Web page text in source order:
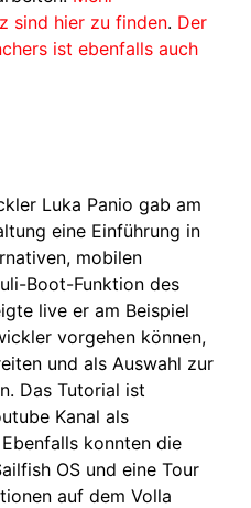
sind hier zu finden. Der
ist ebenfalls auch
Luka Panio gab am
eine Einführung in
mobilen
Boot-Funktion des
live er am Beispiel
vorgehen können,
und als Auswahl zur
Das Tutorial ist
Kanal als
konnten die
OS und eine Tour
auf dem Volla